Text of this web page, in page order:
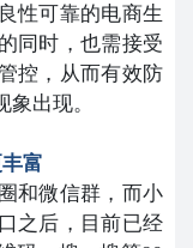
性可靠的电商生
同时，也需接受
控，从而有效防
出现。
富
和微信群，而小
之后，目前已经